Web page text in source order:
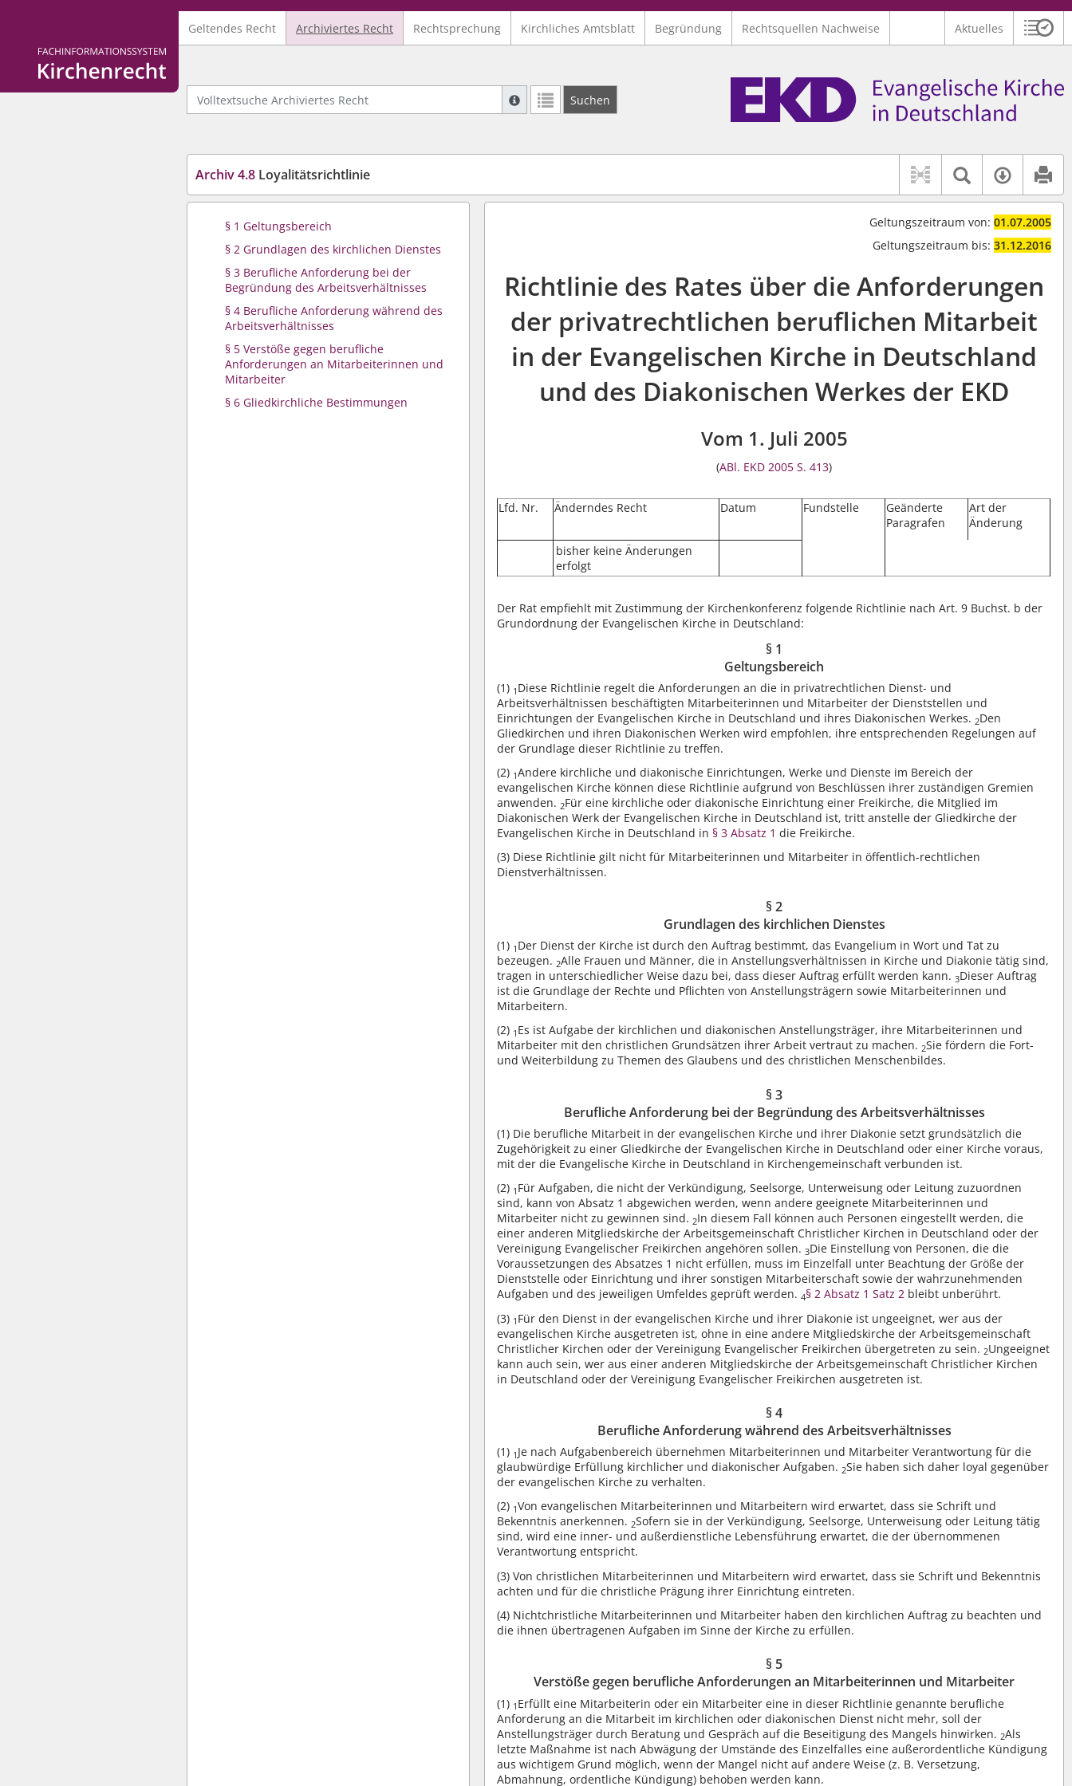
Logo Fachinformationssystem Kirchenrecht
Geltendes Recht Archiviertes Recht Rechtsprechung Kirchliches Amtsblatt Begründung Rechtsquellen Nachweise Aktuelles
Volltextsuche Archiviertes Recht
Suche mit Platzhalter "*", Bsp. Pfarrer*, findet auch: "Pfarrerinitiative" oder "Pfarrerausschuss".
Weitere Suchoperatoren finden Sie in unserer Hilfe.
Suchen
Archiv 4.8 Loyalitätsrichtlinie Textsuche
§ 1 Geltungsbereich
§ 2 Grundlagen des kirchlichen Dienstes
§ 3 Berufliche Anforderung bei der
Begründung des Arbeitsverhältnisses
§ 4 Berufliche Anforderung während des
Arbeitsverhältnisses
§ 5 Verstöße gegen berufliche
Anforderungen an Mitarbeiterinnen und
Mitarbeiter
§ 6 Gliedkirchliche Bestimmungen
Geltungszeitraum von: 01.07.2005
Geltungszeitraum bis: 31.12.2016
Richtlinie des Rates über die Anforderungen
der privatrechtlichen beruflichen Mitarbeit
in der Evangelischen Kirche in Deutschland
und des Diakonischen Werkes der EKD
Vom 1. Juli 2005
(ABl. EKD 2005 S. 413)
Lfd. Nr. Änderndes Recht Datum Fundstelle
Geänderte
Paragrafen
Art der
Änderung
bisher keine Änderungen
erfolgt
Der Rat empfiehlt mit Zustimmung der Kirchenkonferenz folgende Richtlinie nach Art. 9 Buchst. b der
Grundordnung der Evangelischen Kirche in Deutschland:
§ 1
Geltungsbereich
(1) 1 Diese Richtlinie regelt die Anforderungen an die in privatrechtlichen Dienst- und
Arbeitsverhältnissen beschäftigten Mitarbeiterinnen und Mitarbeiter der Dienststellen und
Einrichtungen der Evangelischen Kirche in Deutschland und ihres Diakonischen Werkes. 2Den
Gliedkirchen und ihren Diakonischen Werken wird empfohlen, ihre entsprechenden Regelungen auf
der Grundlage dieser Richtlinie zu treffen.
(2) 1Andere kirchliche und diakonische Einrichtungen, Werke und Dienste im Bereich der
evangelischen Kirche können diese Richtlinie aufgrund von Beschlüssen ihrer zuständigen Gremien
anwenden. 2Für eine kirchliche oder diakonische Einrichtung einer Freikirche, die Mitglied im
Diakonischen Werk der Evangelischen Kirche in Deutschland ist, tritt anstelle der Gliedkirche der
Evangelischen Kirche in Deutschland in § 3 Absatz 1die Freikirche.
(3) Diese Richtlinie gilt nicht für Mitarbeiterinnen und Mitarbeiter in öffentlich-rechtlichen
Dienstverhältnissen.
§ 2
Grundlagen des kirchlichen Dienstes
(1) 1 Der Dienst der Kirche ist durch den Auftrag bestimmt, das Evangelium in Wort und Tat zu
bezeugen. 2Alle Frauen und Männer, die in Anstellungsverhältnissen in Kirche und Diakonie tätig sind,
tragen in unterschiedlicher Weise dazu bei, dass dieser Auftrag erfüllt werden kann.3Dieser Auftrag
ist die Grundlage der Rechte und Pflichten von Anstellungsträgern sowie Mitarbeiterinnen und
Mitarbeitern.
(2) 1 Es ist Aufgabe der kirchlichen und diakonischen Anstellungsträger, ihre Mitarbeiterinnen und
Mitarbeiter mit den christlichen Grundsätzen ihrer Arbeit vertraut zu machen. 2Sie fördern die Fort-
und Weiterbildung zu Themen des Glaubens und des christlichen Menschenbildes.
§ 3
Berufliche Anforderung bei der Begründung des Arbeitsverhältnisses
(1) Die berufliche Mitarbeit in der evangelischen Kirche und ihrer Diakonie setzt grundsätzlich die
Zugehörigkeit zu einer Gliedkirche der Evangelischen Kirche in Deutschland oder einer Kirche voraus,
mit der die Evangelische Kirche in Deutschland in Kirchengemeinschaft verbunden ist.
(2) 1 Für Aufgaben, die nicht der Verkündigung, Seelsorge, Unterweisung oder Leitung zuzuordnen
sind, kann von Absatz 1 abgewichen werden, wenn andere geeignete Mitarbeiterinnen und
Mitarbeiter nicht zu gewinnen sind. 2In diesem Fall können auch Personen eingestellt werden, die
einer anderen Mitgliedskirche der Arbeitsgemeinschaft Christlicher Kirchen in Deutschland oder der
Vereinigung Evangelischer Freikirchen angehören sollen.3Die Einstellung von Personen, die die
Voraussetzungen des Absatzes 1 nicht erfüllen, muss im Einzelfall unter Beachtung der Größe der
Dienststelle oder Einrichtung und ihrer sonstigen Mitarbeiterschaft sowie der wahrzunehmenden
Aufgaben und des jeweiligen Umfeldes geprüft werden.4§ 2 Absatz 1 Satz 2 bleibt unberührt.
(3) 1 Für den Dienst in der evangelischen Kirche und ihrer Diakonie ist ungeeignet, wer aus der
evangelischen Kirche ausgetreten ist, ohne in eine andere Mitgliedskirche der Arbeitsgemeinschaft
Christlicher Kirchen oder der Vereinigung Evangelischer Freikirchen übergetreten zu sein. 2Ungeeignet
kann auch sein, wer aus einer anderen Mitgliedskirche der Arbeitsgemeinschaft Christlicher Kirchen
in Deutschland oder der Vereinigung Evangelischer Freikirchen ausgetreten ist.
§ 4
Berufliche Anforderung während des Arbeitsverhältnisses
(1) 1Je nach Aufgabenbereich übernehmen Mitarbeiterinnen und Mitarbeiter Verantwortung für die
glaubwürdige Erfüllung kirchlicher und diakonischer Aufgaben. 2Sie haben sich daher loyal gegenüber
der evangelischen Kirche zu verhalten.
(2) 1Von evangelischen Mitarbeiterinnen und Mitarbeitern wird erwartet, dass sie Schrift und
Bekenntnis anerkennen. 2Sofern sie in der Verkündigung, Seelsorge, Unterweisung oder Leitung tätig
sind, wird eine inner- und außerdienstliche Lebensführung erwartet, die der übernommenen
Verantwortung entspricht.
(3) Von christlichen Mitarbeiterinnen und Mitarbeitern wird erwartet, dass sie Schrift und Bekenntnis
achten und für die christliche Prägung ihrer Einrichtung eintreten.
(4) Nichtchristliche Mitarbeiterinnen und Mitarbeiter haben den kirchlichen Auftrag zu beachten und
die ihnen übertragenen Aufgaben im Sinne der Kirche zu erfüllen.
§ 5
Verstöße gegen berufliche Anforderungen an Mitarbeiterinnen und Mitarbeiter
(1) 1 Erfüllt eine Mitarbeiterin oder ein Mitarbeiter eine in dieser Richtlinie genannte berufliche
Anforderung an die Mitarbeit im kirchlichen oder diakonischen Dienst nicht mehr, soll der
Anstellungsträger durch Beratung und Gespräch auf die Beseitigung des Mangels hinwirken. 2Als
letzte Maßnahme ist nach Abwägung der Umstände des Einzelfalles eine außerordentliche Kündigung
aus wichtigem Grund möglich, wenn der Mangel nicht auf andere Weise (z. B. Versetzung,
Abmahnung, ordentliche Kündigung) behoben werden kann.